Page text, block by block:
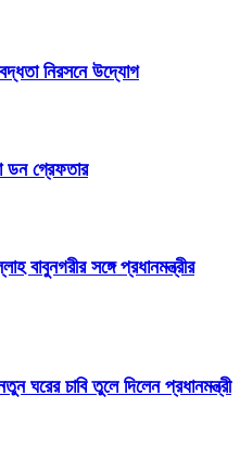
নিরসনে উদ্যোগ
ডন গ্রেফতার
বাবুনগরীর সঙ্গে প্রধানমন্ত্রীর
ঘরের চাবি তুলে দিলেন প্রধানমন্ত্রী